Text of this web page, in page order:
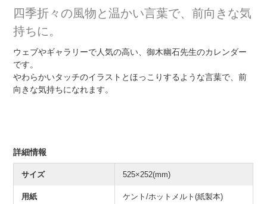
四季折々の風物と温かい言葉で、前向きな気
持ちに。
ウェブやギャラリーで人気の高い、御木幽石先生のカレンダー
です。
やわらかいタッチのイラストとほっこりするような言葉で、前
向きな気持ちになれます。
詳細情報
サイズ 525×252(mm)
用紙 ケント/ホットメルト(紙製本)